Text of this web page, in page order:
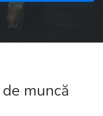
muncă